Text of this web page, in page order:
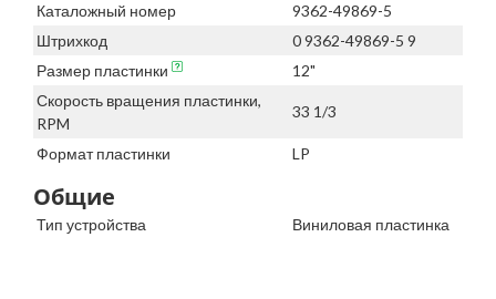
Каталожный номер
9362-49869-5
Штрихкод
0 9362-49869-5 9
Размер пластинки
12"
Скорость вращения пластинки,
RPM
33 1/3
Формат пластинки LP
Общие
Тип устройства Виниловая пластинка